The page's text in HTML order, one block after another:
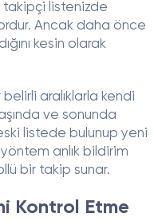
takipçi listenizde
Ancak daha önce
kesin olarak
aralıklarla kendi
ve sonunda
listede bulunup yeni
anlık bildirim
bir takip sunar.
Kontrol Etme